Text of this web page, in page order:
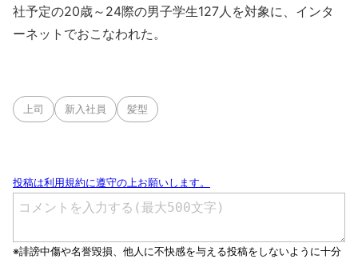
社予定の20歳～24際の男子学生127人を対象に、インタ
ーネットでおこなわれた。
上司 新入社員 髪型